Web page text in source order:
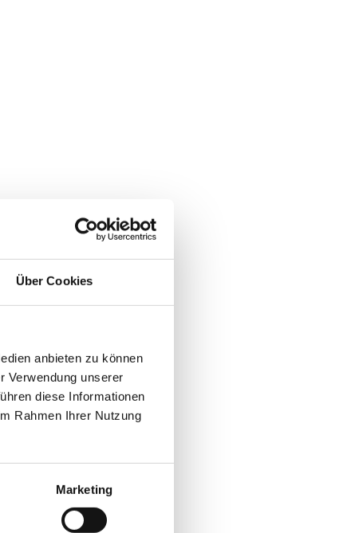
Über Cookies
anbieten zu können
Verwendung unserer
diese Informationen
Rahmen Ihrer Nutzung
Marketing